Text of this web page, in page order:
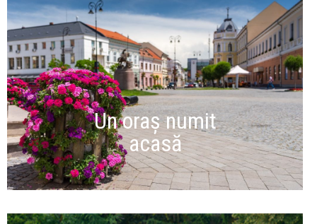
Un oraș numit
acasă